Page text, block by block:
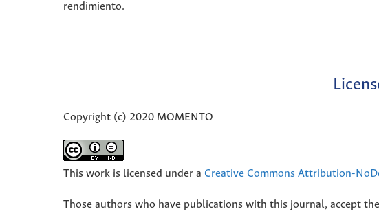
rendimiento.
Copyright (c) 2020 MOMENTO
This work is licensed under a Creative Commons Attribution-
Those authors who have publications with this journal, accept